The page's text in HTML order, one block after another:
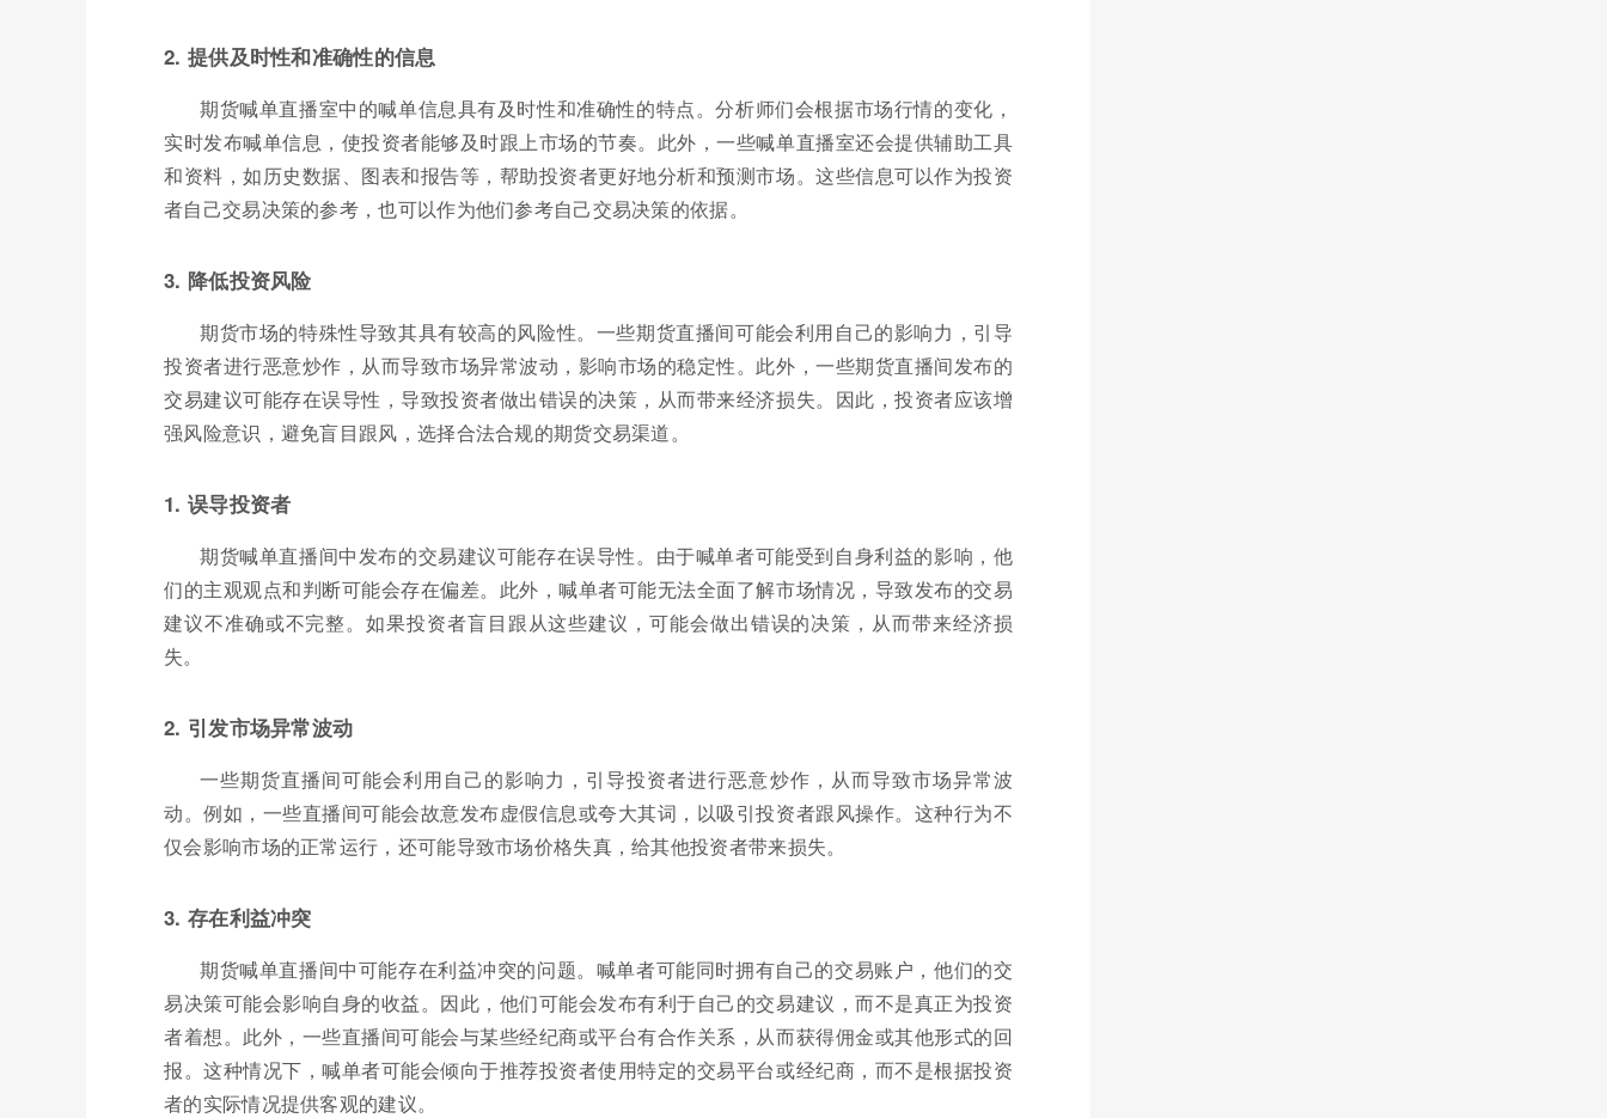
2. 提供及时性和准确性的信息
期货喊单直播室中的喊单信息具有及时性和准确性的特点。分析师们会根据市场行情的变化，
实时发布喊单信息，使投资者能够及时跟上市场的节奏。此外，一些喊单直播室还会提供辅助工具
和资料，如历史数据、图表和报告等，帮助投资者更好地分析和预测市场。这些信息可以作为投资
者自己交易决策的参考，也可以作为他们参考自己交易决策的依据。
3. 降低投资风险
期货市场的特殊性导致其具有较高的风险性。一些期货直播间可能会利用自己的影响力，引导
投资者进行恶意炒作，从而导致市场异常波动，影响市场的稳定性。此外，一些期货直播间发布的
交易建议可能存在误导性，导致投资者做出错误的决策，从而带来经济损失。因此，投资者应该增
强风险意识，避免盲目跟风，选择合法合规的期货交易渠道。
1. 误导投资者
期货喊单直播间中发布的交易建议可能存在误导性。由于喊单者可能受到自身利益的影响，他
们的主观观点和判断可能会存在偏差。此外，喊单者可能无法全面了解市场情况，导致发布的交易
建议不准确或不完整。如果投资者盲目跟从这些建议，可能会做出错误的决策，从而带来经济损
失。
2. 引发市场异常波动
一些期货直播间可能会利用自己的影响力，引导投资者进行恶意炒作，从而导致市场异常波
动。例如，一些直播间可能会故意发布虚假信息或夸大其词，以吸引投资者跟风操作。这种行为不
仅会影响市场的正常运行，还可能导致市场价格失真，给其他投资者带来损失。
3. 存在利益冲突
期货喊单直播间中可能存在利益冲突的问题。喊单者可能同时拥有自己的交易账户，他们的交
易决策可能会影响自身的收益。因此，他们可能会发布有利于自己的交易建议，而不是真正为投资
者着想。此外，一些直播间可能会与某些经纪商或平台有合作关系，从而获得佣金或其他形式的回
报。这种情况下，喊单者可能会倾向于推荐投资者使用特定的交易平台或经纪商，而不是根据投资
者的实际情况提供客观的建议。